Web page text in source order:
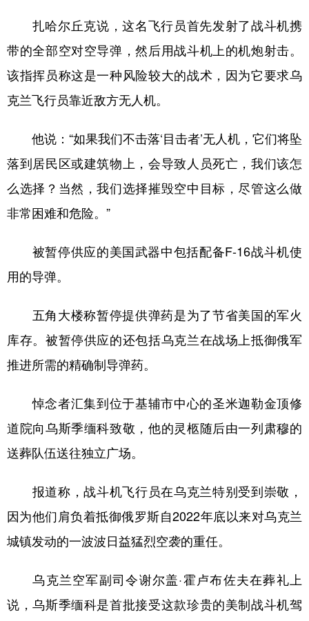
广东 广西 海南 重庆
陕西 甘肃
多语种频道
Deutsch Português
扎哈尔丘克说，这名飞行员首先发射了战斗机携
带的全部空对空导弹，然后用战斗机上的机炮射击。
该指挥员称这是一种风险较大的战术，因为它要求乌
克兰飞行员靠近敌方无人机。
他说：“如果我们不击落‘目击者’无人机，它们将坠
落到居民区或建筑物上，会导致人员死亡，我们该怎
么选择？当然，我们选择摧毁空中目标，尽管这么做
非常困难和危险。”
被暂停供应的美国武器中包括配备F-16战斗机使
用的导弹。
五角大楼称暂停提供弹药是为了节省美国的军火
库存。被暂停供应的还包括乌克兰在战场上抵御俄军
推进所需的精确制导弹药。
悼念者汇集到位于基辅市中心的圣米迦勒金顶修
道院向乌斯季缅科致敬，他的灵柩随后由一列肃穆的
送葬队伍送往独立广场。
报道称，战斗机飞行员在乌克兰特别受到崇敬，
因为他们肩负着抵御俄罗斯自2022年底以来对乌克兰
城镇发动的一波波日益猛烈空袭的重任。
乌克兰空军副司令谢尔盖·霍卢布佐夫在葬礼上
说，乌斯季缅科是首批接受这款珍贵的美制战斗机驾